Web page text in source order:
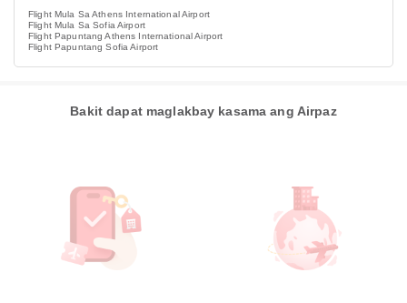
Flight Mula Sa Athens International Airport
Flight Mula Sa Sofia Airport
Flight Papuntang Athens International Airport
Flight Papuntang Sofia Airport
Bakit dapat maglakbay kasama ang Airpaz